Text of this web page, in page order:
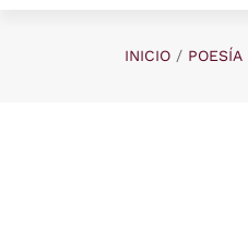
INICIO POESÍA